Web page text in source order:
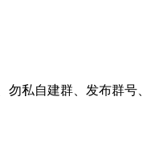
勿私自建群、发布群号